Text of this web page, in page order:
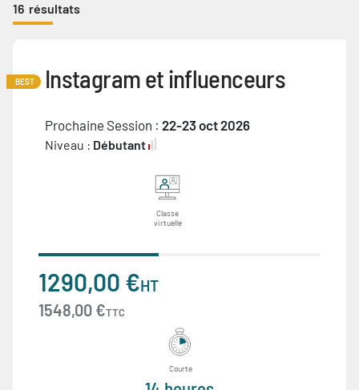
16 résultats
BEST Instagram et influenceurs
Prochaine Session : 22-23 oct 2026
Niveau : Débutant
Classe
virtuelle
1290,00 €HT
1548,00 €TTC
Courte